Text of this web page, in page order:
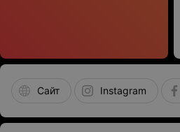
Сайт Instagram